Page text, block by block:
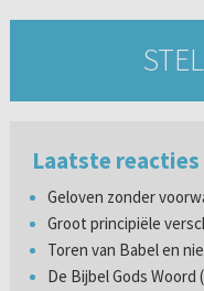
Laatste reacties
Geloven zonder
Groot principiële
Toren van Babel en
De Bijbel Gods Woord